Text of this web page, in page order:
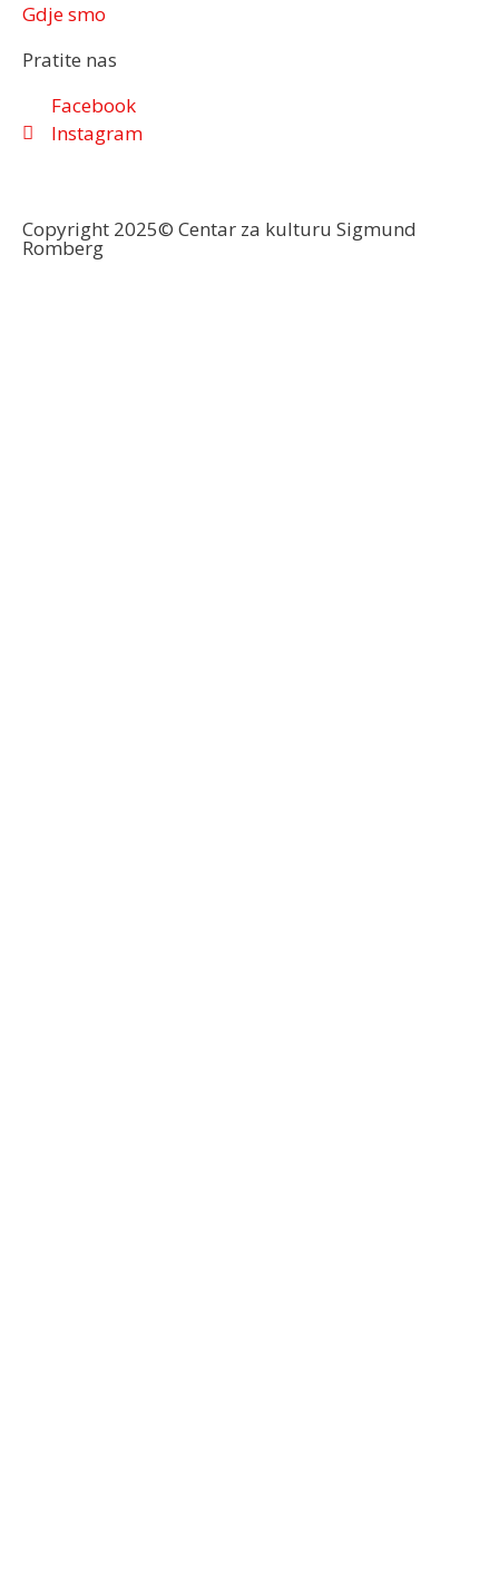
Gdje smo
Pratite nas
Facebook
Instagram
Copyright 2025© Centar za kulturu Sigmund
Romberg